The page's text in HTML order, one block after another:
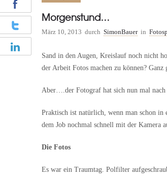
Morgenstund…
März 10, 2013 durch SimonBauer in
Sand in den Augen, Kreislauf noch nicht
der Arbeit Fotos machen zu können? Ganz
Aber….der Fotograf hat sich nun mal
Praktisch ist natürlich, wenn man schon in
dem Job nochmal schnell mit der Kamera
Die Fotos
Es war ein Traumtag. Polfilter